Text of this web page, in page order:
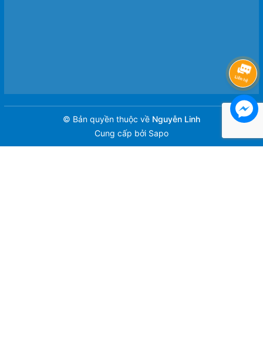
© Bản quyền thuộc về Nguyễn Linh
Cung cấp bởi Sapo